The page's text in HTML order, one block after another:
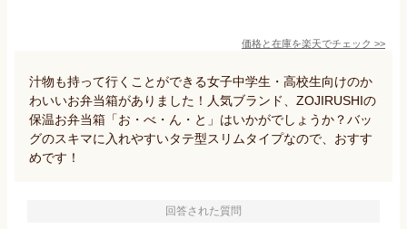
価格と在庫を楽天でチェック >>
汁物も持って行くことができる女子中学生・高校生向けのか
わいいお弁当箱がありました！人気ブランド、ZOJIRUSHIの
保温お弁当箱「お・べ・ん・と」はいかがでしょうか？バッ
グのスキマに入れやすいタテ型スリムタイプなので、おすす
めです！
回答された質問